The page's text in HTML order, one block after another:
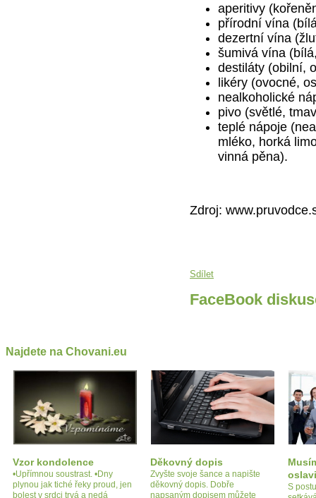
aperitivy
přírodní vína
dezertní vína
šumivá vína
destiláty (obilní,
likéry (ovocné,
nealkoholické
pivo (světlé,
teplé nápoje
mléko, horká
vinná pěna).
Zdroj:
Sdílet
FaceBook
Najdete na Chovani.eu
Vzor kondolence
•Upřímnou soustrast. •Dny
plynou jak tiché řeky proud, jen
bolest v srdci trvá a nedá
Děkovný dopis
Zvyšte svoje šance a napište
děkovný dopis. Dobře
napsaným dopisem můžete
S